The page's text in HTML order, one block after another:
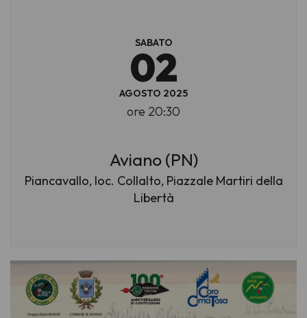
SABATO
02
AGOSTO 2025
ore 20:30
Aviano (PN)
Piancavallo, loc. Collalto, Piazzale Martiri della
Libertà